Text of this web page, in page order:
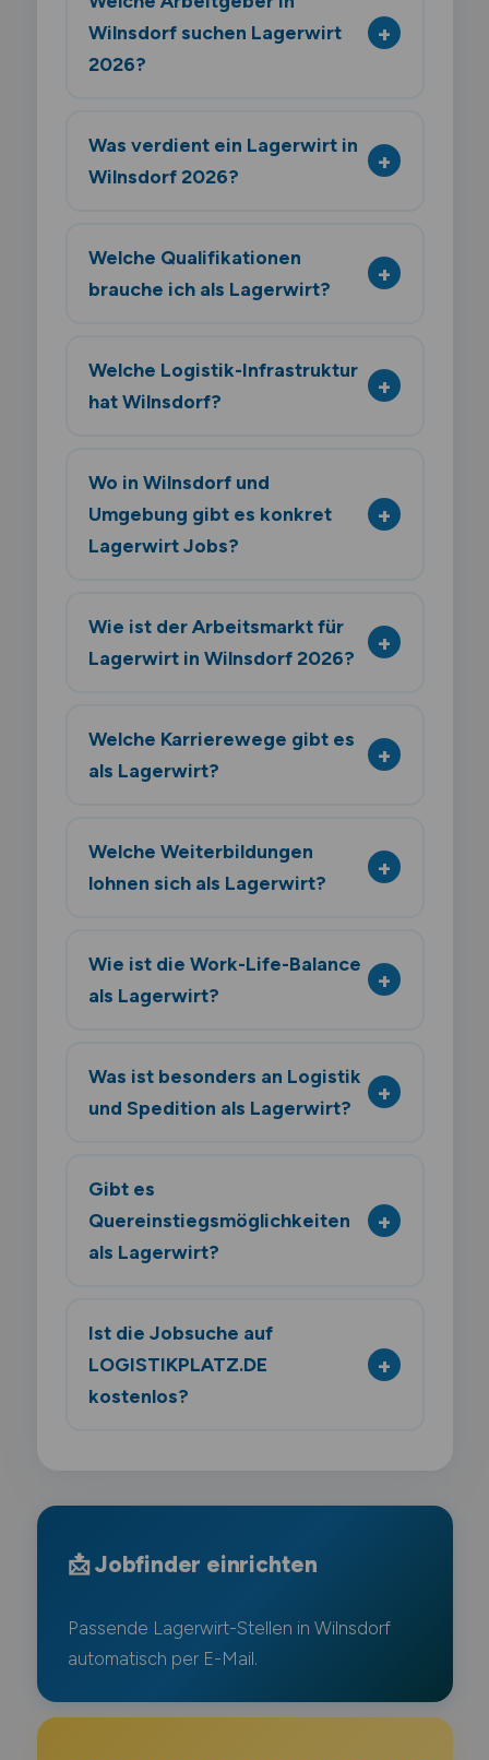
Wilnsdorf suchen Lagerwirt
2026?
Was verdient ein Lagerwirt in
Wilnsdorf 2026?
Welche Qualifikationen
brauche ich als Lagerwirt?
Welche Logistik-Infrastruktur
hat Wilnsdorf?
Wo in Wilnsdorf und
Umgebung gibt es konkret
Lagerwirt Jobs?
Wie ist der Arbeitsmarkt für
Lagerwirt in Wilnsdorf 2026?
Welche Karrierewege gibt es
als Lagerwirt?
Welche Weiterbildungen
lohnen sich als Lagerwirt?
Wie ist die Work-Life-Balance
als Lagerwirt?
Was ist besonders an Logistik
und Spedition als Lagerwirt?
Gibt es
Quereinstiegsmöglichkeiten
als Lagerwirt?
Ist die Jobsuche auf
LOGISTIKPLATZ.DE
kostenlos?
📩 Jobfinder einrichten
Passende Lagerwirt-Stellen in Wilnsdorf
automatisch per E-Mail.